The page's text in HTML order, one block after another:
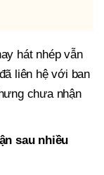
hát nhép vẫn
liên hệ với ban
chưa nhận
sau nhiều